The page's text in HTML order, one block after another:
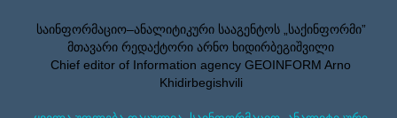
საინფორმაციო–ანალიტიკური სააგენტოს „საქინფორმი”
მთავარი რედაქტორი არნო ხიდირბეგიშვილი
Chief editor of Information agency GEOINFORM Arno
Khidirbegishvili